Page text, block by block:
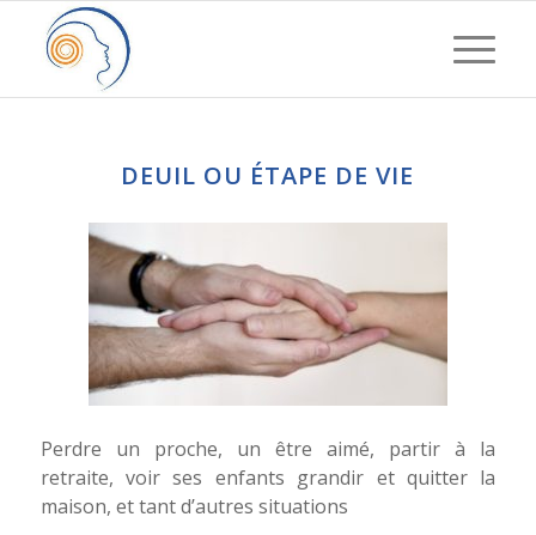
DEUIL OU ÉTAPE DE VIE
Perdre un proche, un être aimé, partir à la
retraite, voir ses enfants grandir et quitter la
maison, et tant d’autres situations